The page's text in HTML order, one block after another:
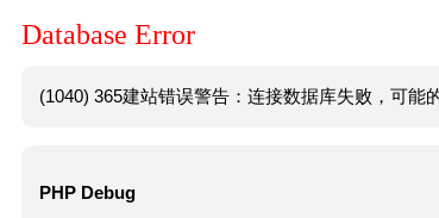
Database Error
(1040) 365建站错误警告：连接数据库失败，可能
PHP Debug